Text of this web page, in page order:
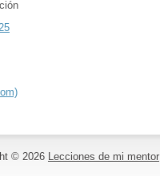
© 2026 Lecciones de mi mentor